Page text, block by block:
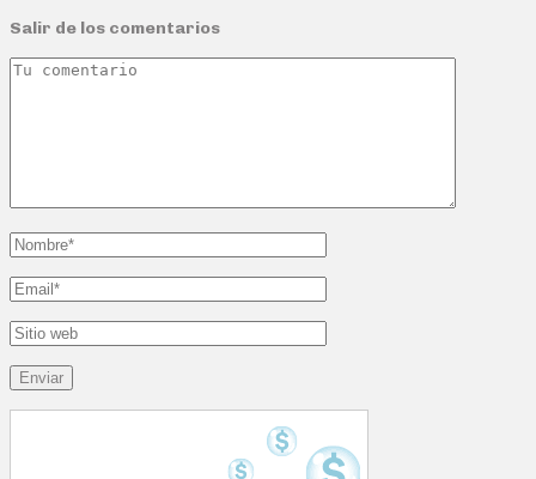
Salir de los comentarios